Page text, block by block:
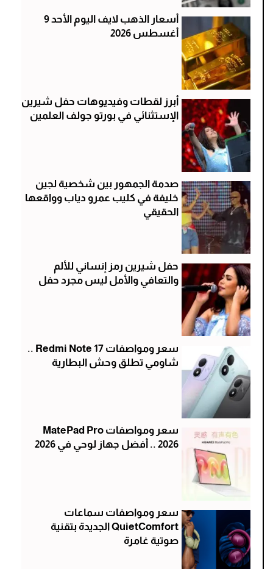
أسعار الذهب لايف اليوم الأحد 9
أغسطس 2026
أبرز لقطات وفيديوهات حفل شيرين
الإستثنائي في بورتو جولف العلمين
صدمة الجمهور بين شخصية لجين
خليفة في كليب عمرو دياب وواقعها
الحقيقي
حفل شيرين رمز إنساني للألم
والتعافي والأمل ليس مجرد حفل
سعر ومواصفات Redmi Note 17 ..
شاومي تطلق وحش البطارية
سعر ومواصفات MatePad Pro
2026 .. أفضل جهاز لوحي في 2026
سعر ومواصفات سماعات
QuietComfort الجديدة بتقنية
صوتية غامرة